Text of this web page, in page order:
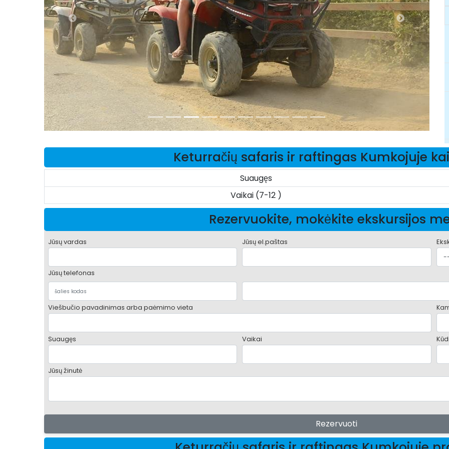
Keturračių safaris ir raftingas Kumkojuje
Suaugęs
Vaikai (7-12 )
Rezervuokite, mokėkite ekskursijos
Jūsų vardas Jūsų el.paštas
Jūsų telefonas
Viešbučio pavadinimas arba paėmimo vieta
Suaugęs Vaikai
Jūsų žinutė
Rezervuoti